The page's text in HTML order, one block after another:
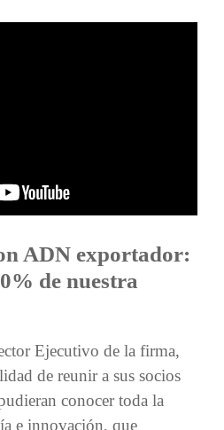
ADN exportador:
de nuestra
Ejecutivo de la firma,
de reunir a sus socios
conocer toda la
e innovación, que